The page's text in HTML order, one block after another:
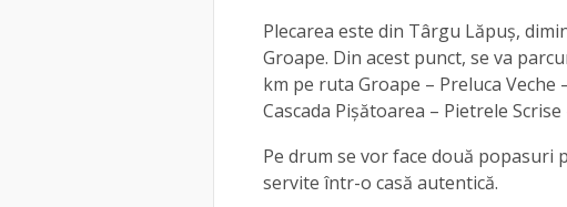
Plecarea este din Târgu Lăpuș,
Groape. Din acest punct, se va
km pe ruta Groape – Preluca Veche
Cascada Pișătoarea – Pietrele
Pe drum se vor face două popasuri
servite într-o casă autentică.